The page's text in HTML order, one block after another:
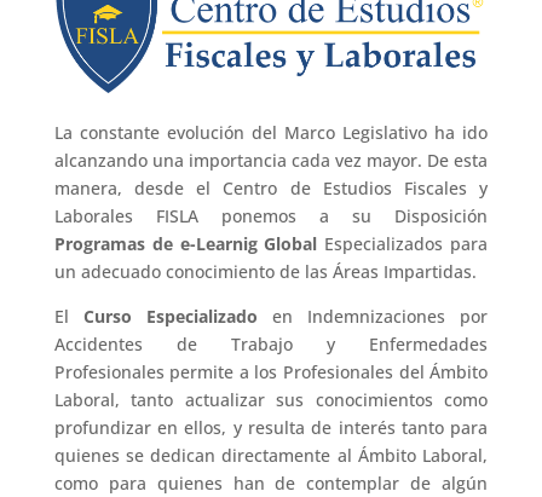
La constante evolución del Marco Legislativo ha ido
alcanzando una importancia cada vez mayor. De esta
manera, desde el Centro de Estudios Fiscales y
Laborales FISLA ponemos a su Disposición
Programas de e-Learnig Global Especializados para
un adecuado conocimiento de las Áreas Impartidas.
El Curso Especializadoen Indemnizaciones por
Accidentes de Trabajo y Enfermedades
Profesionales permite a los Profesionales del Ámbito
Laboral, tanto actualizar sus conocimientos como
profundizar en ellos, y resulta de interés tanto para
quienes se dedican directamente al Ámbito Laboral,
como para quienes han de contemplar de algún